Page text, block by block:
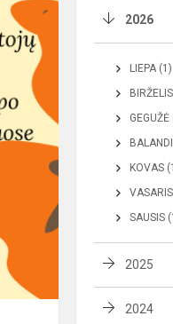
2026
LIEPA (1)
KOVAS
SAUSIS
2025
2024